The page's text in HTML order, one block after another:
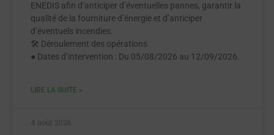
ENEDIS afin d’anticiper d’éventuelles pannes, garantir la
qualité de la fourniture d’énergie et d’anticiper
d’éventuels incendies.
🛠 Déroulement des opérations
● Dates d’intervention : Du 05/08/2026 au 12/09/2026.
LIRE LA SUITE »
4 août 2026